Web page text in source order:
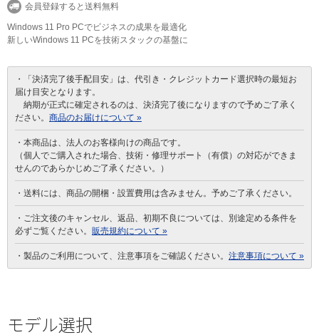
会員登録すると送料無料
Windows 11 Pro PCでビジネスの成果を最適化
新しいWindows 11 PCを技術スタックの基盤に
・「決済完了後手配目安」は、代引き・クレジットカード選択時の最短お
届け目安となります。
納期が正式に確定されるのは、決済完了後になりますので予めご了承く
ださい。 商品のお届けについて »
・本商品は、法人のお客様向けの商品です。
（個人でご購入された場合、技術・修理サポート（有償）の対応ができま
せんのであらかじめご了承ください。）
・送料には、商品の開梱・設置費用は含みません。予めご了承ください。
・ご注文後のキャンセル、返品、初期不良については、別途定める条件を
必ずご覧ください。 販売規約について »
・製品のご利用について、注意事項をご確認ください。 注意事項について »
モデル選択